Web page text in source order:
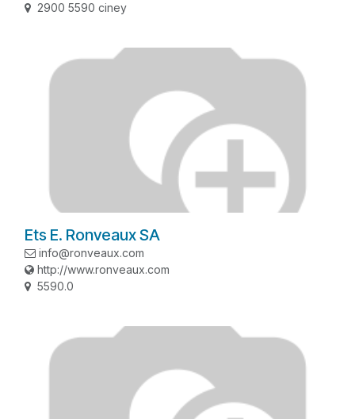
2900 5590 ciney
Ets E. Ronveaux SA
info@ronveaux.com
http://www.ronveaux.com
5590.0